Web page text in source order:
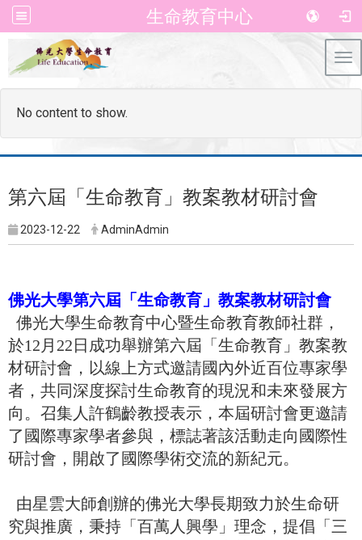
生命教育中心
No content to show.
第六屆「生命教育」教案教材研討會
2023-12-22 AdminAdmin
佛光大學第六屆「生命教育」教案教材研討會
佛光大學生命教育中心暨生命教育教師社群，
於12月22日成功舉辦第六屆「生命教育」教案教
材研討會，以線上方式邀請國內外近百位專家學
者，共同深度探討生命教育的現況和未來發展方
向。召集人許鶴齡教授表示，本屆研討會更邀請
了國際專家學者參與，標誌著該活動走向國際性
研討會，開啟了國際學術交流的新紀元。
由星雲大師創辦的佛光大學長期致力於生命研
究與推廣，秉持「百萬人興學」理念，提倡「三